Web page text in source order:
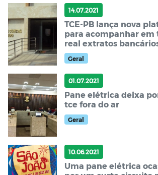
14.07.2021
TCE-PB lança nova
para acompanhar em
real extratos
contas públicas na
Geral
01.07.2021
Pane elétrica deixa
tce fora do ar
Geral
10.06.2021
Uma pane elétrica